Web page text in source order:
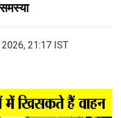
21:17 IST